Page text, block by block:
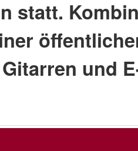
statt.
und